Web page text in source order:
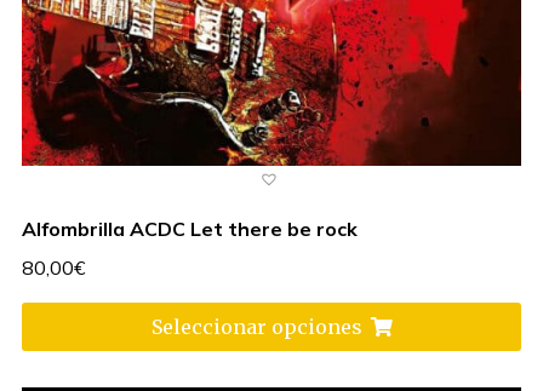
Alfombrilla ACDC Let there be rock
80,00€
Seleccionar opciones